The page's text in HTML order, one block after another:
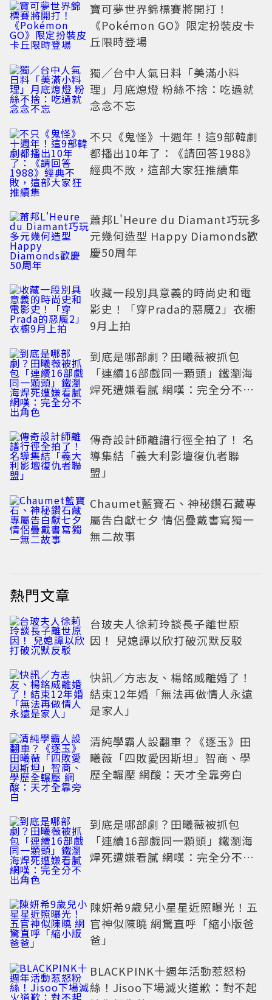
寶可夢世界錦標賽將開打！
《Pokémon GO》限定扮裝皮卡
丘限時登場
獨／台中人氣日料「美滿小料
理」月底熄燈 粉絲不捨：吃過就
念念不忘
不只《鬼怪》十週年！這9部韓劇
都播出10年了：《請回答1988》
經典不敗，這部大家狂推續集
蕭邦L'Heure du Diamant巧玩多
元幾何造型 Happy Diamonds歡
慶50周年
收藏一段別具意義的時尚史和電
影史！「穿Prada的惡魔2」衣櫥
9月上拍
到底是哪部劇？田曦薇被抓包
「連續16部戲同一顆頭」鐵瀏海
焊死遭嫌看膩 網嘆：完全分不出
傳奇設計師離譜行徑全拍了！ 名
導集結「義大利影壇復仇者聯
盟」
Chaumet藍寶石、神秘鑽石藏專
屬告白獻七夕 情侶疊戴書寫獨一
無二故事
熱門文章
台玻夫人徐莉玲談長子離世原
因！ 兒媳譚以欣打破沉默反駁
快訊／方志友、楊銘威離婚了！
結束12年婚「無法再做情人永遠
是家人」
清純學霸人設翻車？《逐玉》田
曦薇「四敗愛因斯坦」智商、學
歷全輾壓 網酸：天才全靠旁白
到底是哪部劇？田曦薇被抓包
「連續16部戲同一顆頭」鐵瀏海
焊死遭嫌看膩 網嘆：完全分不出
陳妍希9歲兒小星星近照曝光！五
官神似陳曉 網驚直呼「縮小版爸
爸」
BLACKPINK十週年活動惹怒粉
絲！Jisoo下場滅火道歉：對不起